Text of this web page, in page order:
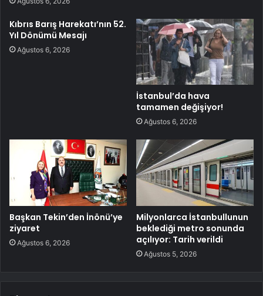
Kıbrıs Barış Harekatı’nın 52.
Yıl Dönümü Mesajı
Ağustos 6, 2026
İstanbul’da hava
tamamen değişiyor!
Ağustos 6, 2026
Başkan Tekin’den İnönü’ye
ziyaret
Ağustos 6, 2026
Milyonlarca İstanbullunun
beklediği metro sonunda
açılıyor: Tarih verildi
Ağustos 5, 2026